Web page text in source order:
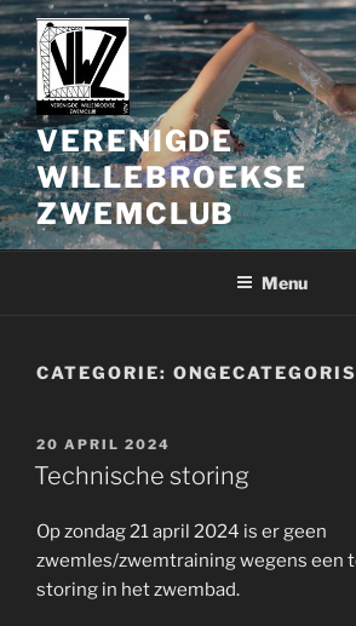
Spring
naar
de
inhoud
VERENIGDE
WILLEBROEKSE
ZWEMCLUB
Menu
CATEGORIE:
GEPLAATST
OP
20 APRIL 2024
Technische storing
Op zondag 21 april 2024 is er geen
zwemles/zwemtraining wegens een
storing in het zwembad.